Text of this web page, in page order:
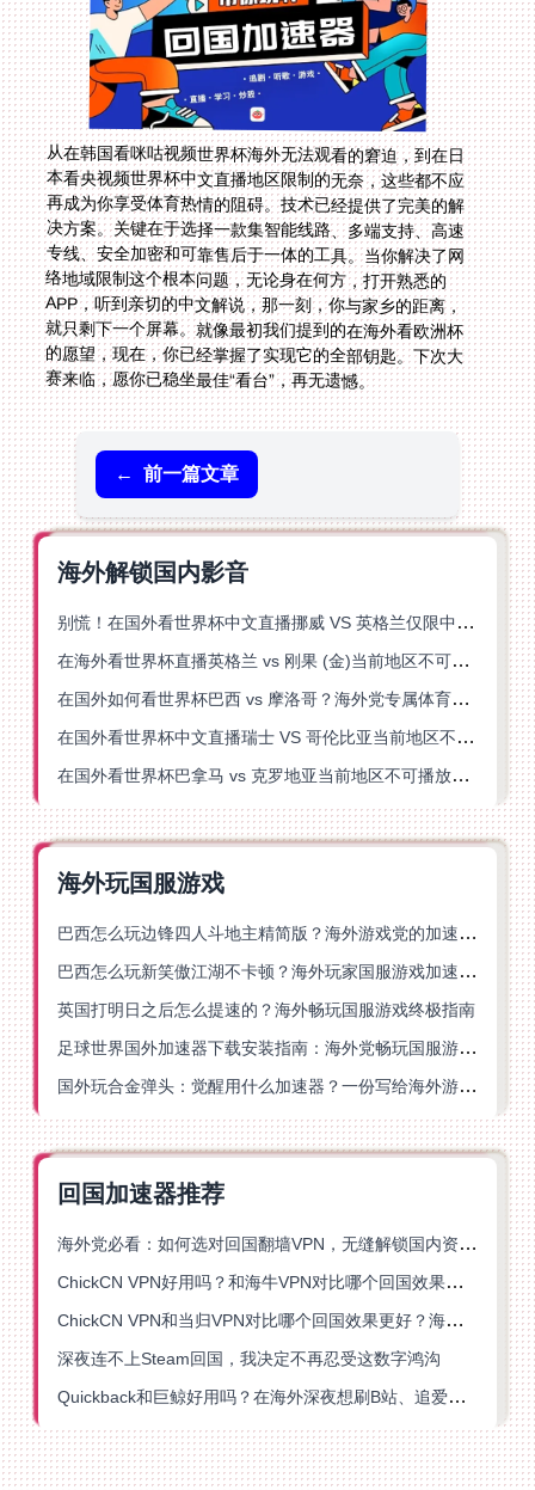
从在韩国看咪咕视频世界杯海外无法观看的窘迫，到在日
本看央视频世界杯中文直播地区限制的无奈，这些都不应
再成为你享受体育热情的阻碍。技术已经提供了完美的解
决方案。关键在于选择一款集智能线路、多端支持、高速
专线、安全加密和可靠售后于一体的工具。当你解决了网
络地域限制这个根本问题，无论身在何方，打开熟悉的
APP，听到亲切的中文解说，那一刻，你与家乡的距离，
就只剩下一个屏幕。就像最初我们提到的在海外看欧洲杯
的愿望，现在，你已经掌握了实现它的全部钥匙。下次大
赛来临，愿你已稳坐最佳“看台”，再无遗憾。
← 前一篇文章
海外解锁国内影音
别慌！在国外看世界杯中文直播挪威 VS 英格兰仅限中国大陆？这篇指南帮你搞定
在海外看世界杯直播英格兰 vs 刚果 (金)当前地区不可播放？这篇指南帮你突破所有限制
在国外如何看世界杯巴西 vs 摩洛哥？海外党专属体育观赛指南来了
在国外看世界杯中文直播瑞士 VS 哥伦比亚当前地区不可播放？这篇指南帮你搞定
在国外看世界杯巴拿马 vs 克罗地亚当前地区不可播放？这篇指南帮你轻松解决海外体育直播难题
海外玩国服游戏
巴西怎么玩边锋四人斗地主精简版？海外游戏党的加速器终极选择
巴西怎么玩新笑傲江湖不卡顿？海外玩家国服游戏加速终极指南（附猫和老鼠一梦江湖实测）
英国打明日之后怎么提速的？海外畅玩国服游戏终极指南
足球世界国外加速器下载安装指南：海外党畅玩国服游戏的终极解决方案
国外玩合金弹头：觉醒用什么加速器？一份写给海外游子的畅玩指南
回国加速器推荐
海外党必看：如何选对回国翻墙VPN，无缝解锁国内资源？
ChickCN VPN好用吗？和海牛VPN对比哪个回国效果更好？
ChickCN VPN和当归VPN对比哪个回国效果更好？海外党亲测后选了它
深夜连不上Steam回国，我决定不再忍受这数字鸿沟
Quickback和巨鲸好用吗？在海外深夜想刷B站、追爱奇艺的你，或许正需要这份答案